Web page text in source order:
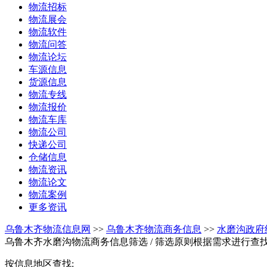
物流招标
物流展会
物流软件
物流问答
物流论坛
车源信息
货源信息
物流专线
物流报价
物流车库
物流公司
快递公司
仓储信息
物流资讯
物流论文
物流案例
更多资讯
乌鲁木齐物流信息网 >> 乌鲁木齐物流商务信息 >> 水磨沟政
乌鲁木齐水磨沟物流商务信息筛选 / 筛选原则根据需求进行查
按信息地区查找: